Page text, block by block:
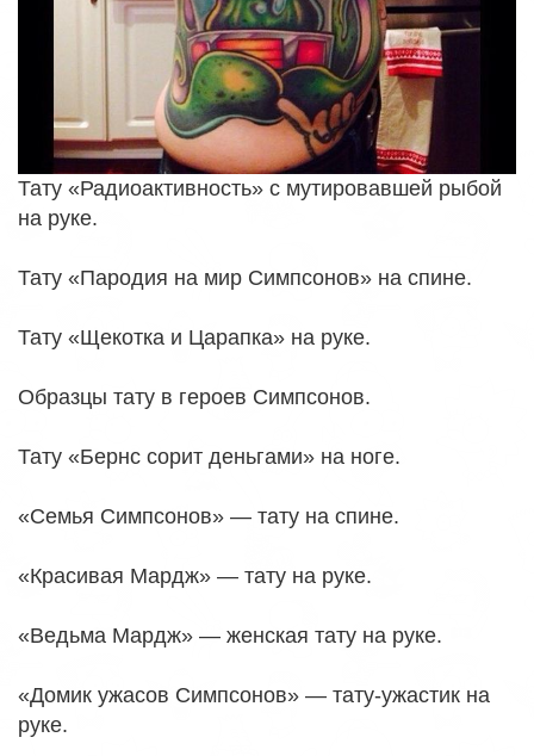
Тату «Радиоактивность» с мутировавшей рыбой
на руке.
Тату «Пародия на мир Симпсонов» на спине.
Тату «Щекотка и Царапка» на руке.
Образцы тату в героев Симпсонов.
Тату «Бернс сорит деньгами» на ноге.
«Семья Симпсонов» — тату на спине.
«Красивая Мардж» — тату на руке.
«Ведьма Мардж» — женская тату на руке.
«Домик ужасов Симпсонов» — тату-ужастик на
руке.